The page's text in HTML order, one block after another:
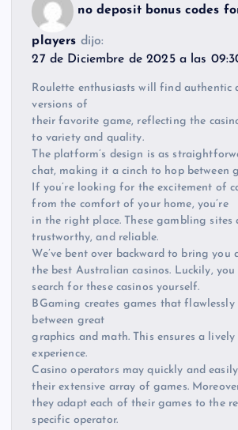
no deposit bonus codes
players dijo:
27 de Diciembre de 2025 a las
Roulette enthusiasts will find authentic
versions of
their favorite game, reflecting the
to variety and quality.
The platform’s design is as
chat, making it a cinch to hop between
If you’re looking for the excitement of
from the comfort of your home, you’re
in the right place. These gambling sites
trustworthy, and reliable.
We’ve bent over backward to bring you
the best Australian casinos. Luckily, you
search for these casinos yourself.
BGaming creates games that flawlessly
between great
graphics and math. This ensures a
experience.
Casino operators may quickly and
their extensive array of games.
they adapt each of their games to the
specific operator.